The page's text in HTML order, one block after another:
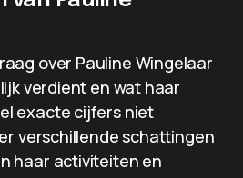
over Pauline Wingelaar
verdient en wat haar
exacte cijfers niet
verschillende schattingen
haar activiteiten en